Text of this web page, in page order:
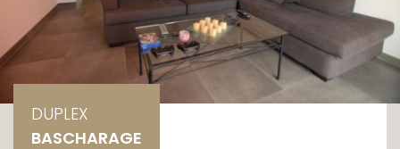
DUPLEX
BASCHARAGE